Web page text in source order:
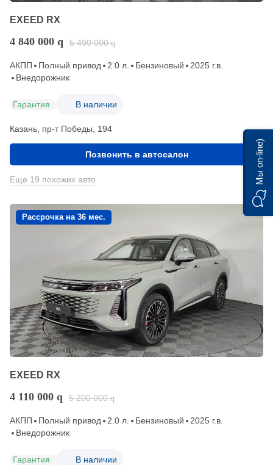
EXEED RX
4 840 000 q 5 490 000 q
АКПП Полный привод 2.0 л. Бензиновый
2025 г.в.
Внедорожник
Гарантия В наличии
Казань, пр-т Победы, 194
Позвонить в автосалон
Еще 19 похожих авто
Рассрочка на 36 мес.
EXEED RX
4 110 000 q 5 200 000 q
АКПП Полный привод 2.0 л. Бензиновый
2025 г.в.
Внедорожник
Гарантия В наличии
Мы on-line)